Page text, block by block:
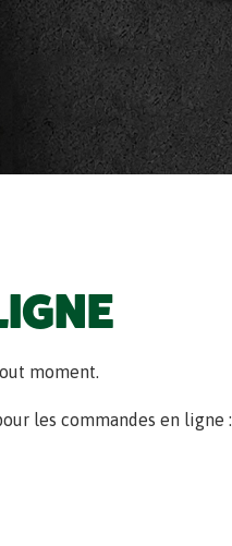
moment.
les commandes en ligne :